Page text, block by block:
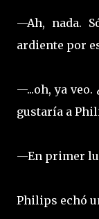
—Ah, nada.
ardiente por
—...oh, ya veo.
gustaría a
—En primer
Philips echó